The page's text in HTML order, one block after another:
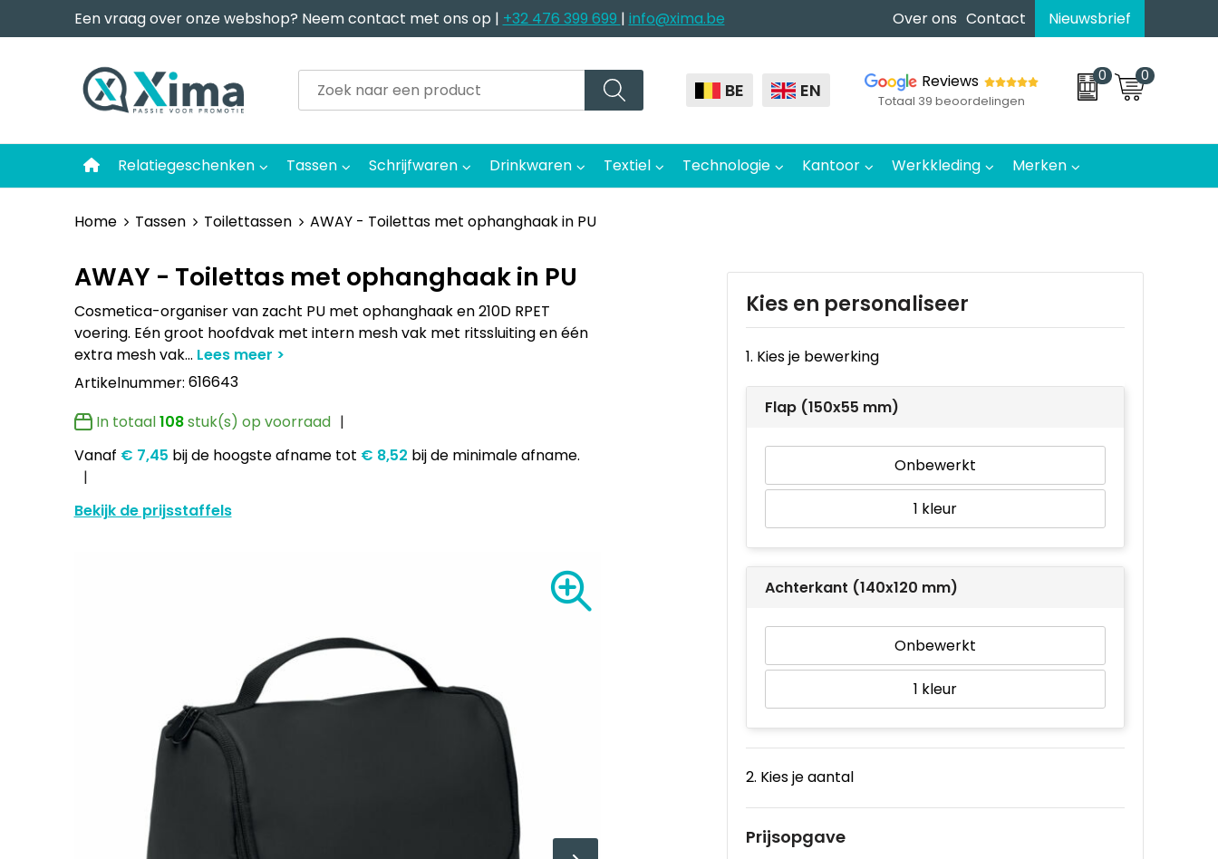
Een vraag over onze webshop? Neem contact met ons op | +32 476 399 699 | info@xima.be Over ons Contact Nieuwsbrief
BE EN Reviews
Totaal 39 beoordelingen
0 0
Relatiegeschenken Tassen Schrijfwaren Drinkwaren Textiel Technologie Kantoor Werkkleding Merken
Home Tassen Toilettassen AWAY - Toilettas met ophanghaak in PU
AWAY - Toilettas met ophanghaak in PU
Cosmetica-organiser van zacht PU met ophanghaak en 210D RPET
voering. Eén groot hoofdvak met intern mesh vak met ritssluiting en één
extra mesh vak...
Artikelnummer: 616643
In totaal108stuk(s) op voorraad
Vanaf € 7,45 bij de hoogste afnametot € 8,52 bij de minimale afname.
Bekijk de prijsstaffels
Kies en personaliseer
1. Kies je bewerking
Flap (150x55 mm)
Onbewerkt
1
Achterkant (140x120 mm)
Onbewerkt
1
2. Kies je aantal
Prijsopgave